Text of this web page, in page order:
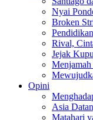
Nyai
Broken
Rival,
Jejak
Opini
Asia
Matahari